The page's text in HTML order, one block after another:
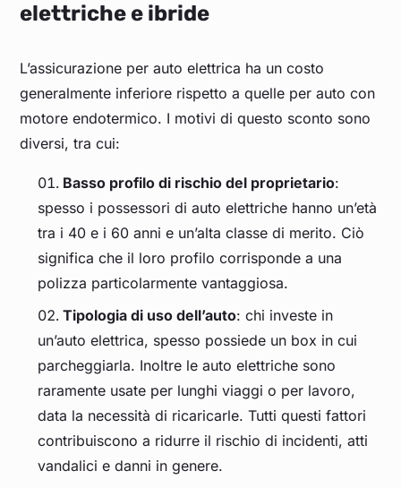
elettriche e ibride
L’assicurazione per auto elettrica ha un costo
generalmente inferiore rispetto a quelle per auto con
motore endotermico. I motivi di questo sconto sono
diversi, tra cui:
Basso profilo di rischio del proprietario:
spesso i possessori di auto elettriche hanno un’età
tra i 40 e i 60 anni e un’alta classe di merito. Ciò
significa che il loro profilo corrisponde a una
polizza particolarmente vantaggiosa.
Tipologia di uso dell’auto: chi investe in
un’auto elettrica, spesso possiede un box in cui
parcheggiarla. Inoltre le auto elettriche sono
raramente usate per lunghi viaggi o per lavoro,
data la necessità di ricaricarle. Tutti questi fattori
contribuiscono a ridurre il rischio di incidenti, atti
vandalici e danni in genere.